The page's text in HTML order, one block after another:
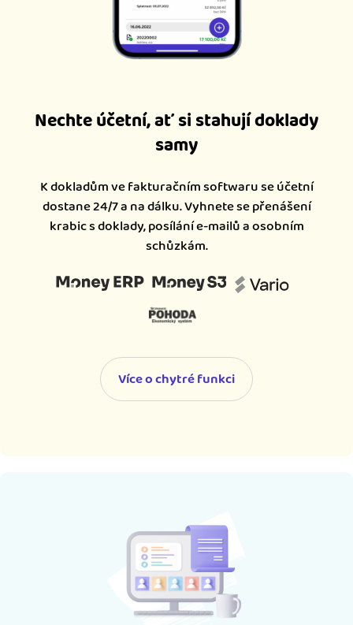
Nechte účetní, ať si stahují doklady
samy
K dokladům ve fakturačním softwaru se účetní
dostane 24/7 a na dálku. Vyhnete se přenášení
krabic s doklady, posílání e-mailů a osobním
schůzkám.
Více o chytré funkci